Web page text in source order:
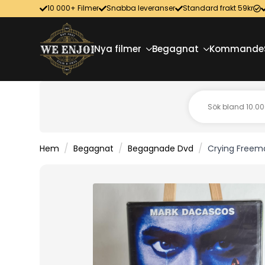
10 000+ Filmer Snabba leveranser Standard frakt 59kr
Nya filmer Begagnat Kommande
Hem Begagnat Begagnade Dvd Crying